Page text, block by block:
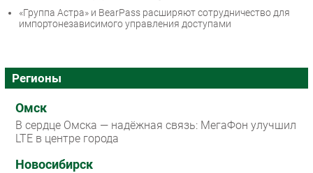
«Группа Астра» и BearPass расширяют сотрудничество для
импортонезависимого управления доступами
Регионы
Омск
В сердце Омска — надёжная связь: МегаФон улучшил
LTE в центре города
Новосибирск